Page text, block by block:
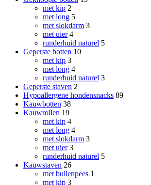
met kip 2
met long 5
met slokdarm 3
met uier 4
runderhuid naturel 5
Geperste botten 10
met kip 3
met long 4
runderhuid naturel 3
Geperste staven 2
Hypoallergene hondensnacks 89
Kauwbotten 38
Kauwrollen 19
met kip 4
met long 4
met slokdarm 3
met uier 3
runderhuid naturel 5
Kauwstaven 26
met bullenpees 1
met kip 3